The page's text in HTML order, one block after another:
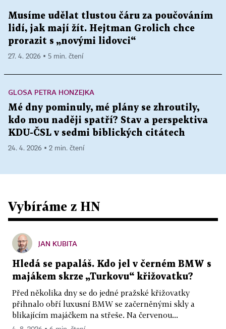
Musíme udělat tlustou čáru za poučováním
lidí, jak mají žít. Hejtman Grolich chce
prorazit s „novými lidovci“
27. 4. 2026 ▪ 5 min. čtení
GLOSA PETRA HONZEJKA
Mé dny pominuly, mé plány se zhroutily,
kdo mou naději spatří? Stav a perspektiva
KDU-ČSL v sedmi biblických citátech
24. 4. 2026 ▪ 2 min. čtení
Vybíráme z HN
JAN KUBITA
Hledá se papaláš. Kdo jel v černém BMW s
majákem skrze „Turkovu“ křižovatku?
Před několika dny se do jedné pražské křižovatky
přihnalo obří luxusní BMW se začerněnými skly a
blikajícím majáčkem na střeše. Na červenou...